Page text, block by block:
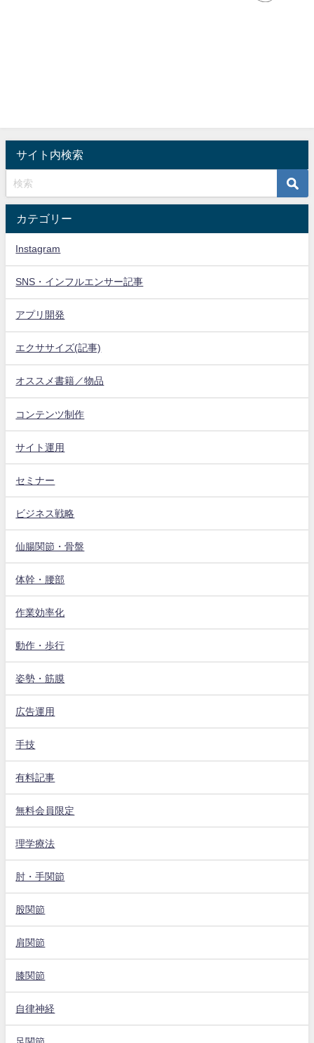
サイト内検索
カテゴリー
Instagram
SNS・インフルエンサー記事
アプリ開発
エクササイズ(記事)
オススメ書籍／物品
コンテンツ制作
サイト運用
セミナー
ビジネス戦略
仙腸関節・骨盤
体幹・腰部
作業効率化
動作・歩行
姿勢・筋膜
広告運用
手技
有料記事
無料会員限定
理学療法
肘・手関節
股関節
肩関節
膝関節
自律神経